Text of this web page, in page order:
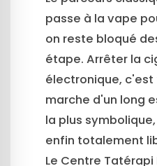
passe à la vape
on reste bloqué
étape. Arrêter la
électronique, c'est
marche d'un long
la plus
enfin totalement
Le Centre Tatérapi